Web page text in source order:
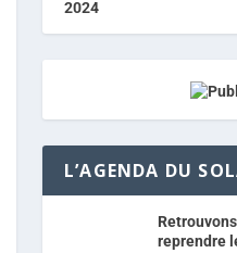
L’AGENDA DU
reprendre